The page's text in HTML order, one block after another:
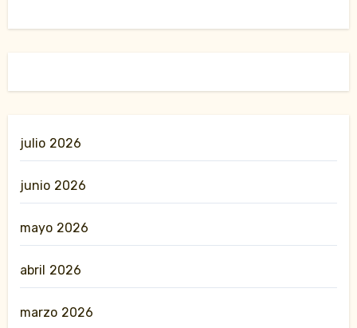
julio 2026
junio 2026
mayo 2026
abril 2026
marzo 2026